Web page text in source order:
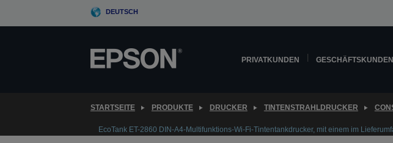
DEUTSCH
PRIVATKUNDEN GESCHÄFTSKUNDEN
STARTSEITE PRODUKTE DRUCKER TINTENSTRAHLDRUCKER
EcoTank ET-2860 DIN-A4-Multifunktions-Wi-Fi-Tintentankdrucker, mit einem im